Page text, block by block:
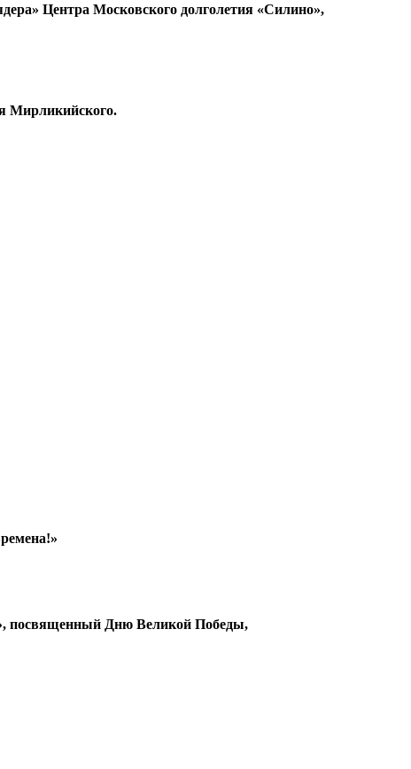
Центра Московского долголетия «Силино»,
Мирликийского.
посвященный Дню Великой Победы,